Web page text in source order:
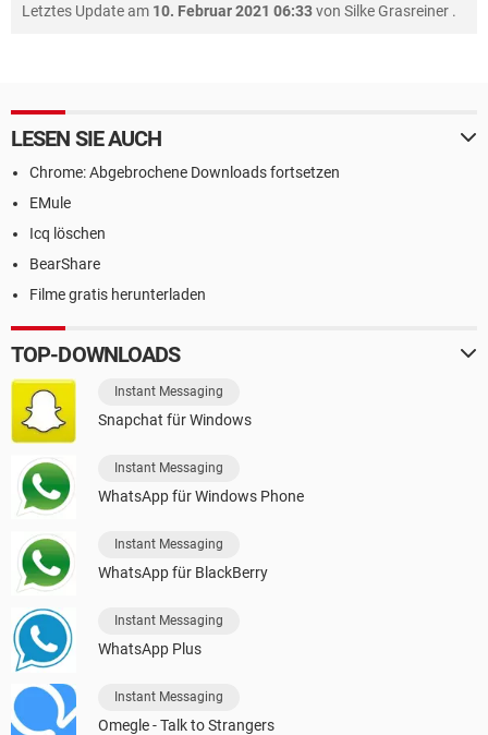
Letztes Update am 10. Februar 2021 06:33von Silke Grasreiner .
LESEN SIE AUCH
Chrome: Abgebrochene Downloads fortsetzen
EMule
Icq löschen
BearShare
Filme gratis herunterladen
TOP-DOWNLOADS
Instant Messaging
Snapchat für Windows
Instant Messaging
WhatsApp für Windows Phone
Instant Messaging
WhatsApp für BlackBerry
Instant Messaging
WhatsApp Plus
Instant Messaging
Omegle - Talk to Strangers